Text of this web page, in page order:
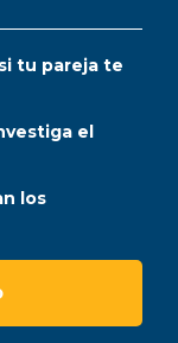
tu pareja te
el
los